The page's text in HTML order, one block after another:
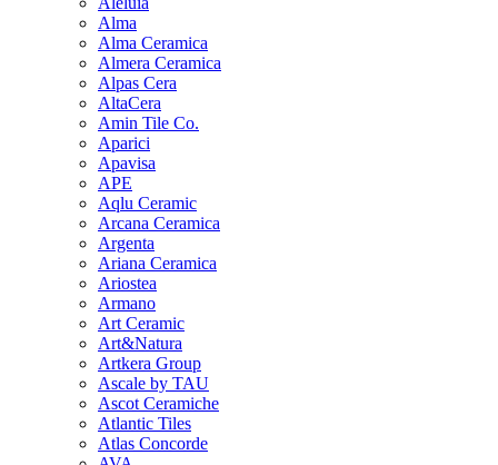
Alma
Alma Ceramica
Almera Ceramica
Alpas Cera
AltaCera
Amin Tile Co.
Aparici
Apavisa
APE
Aqlu Ceramic
Arcana Ceramica
Argenta
Ariana Ceramica
Ariostea
Armano
Art Ceramic
Art&Natura
Artkera Group
Ascale by TAU
Ascot Ceramiche
Atlantic Tiles
Atlas Concorde